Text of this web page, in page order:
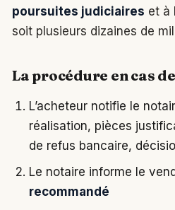
poursuites judiciaires et à
soit plusieurs dizaines de
La procédure en cas
L’acheteur notifie le
réalisation, pièces
de refus bancaire,
Le notaire informe le
recommandé